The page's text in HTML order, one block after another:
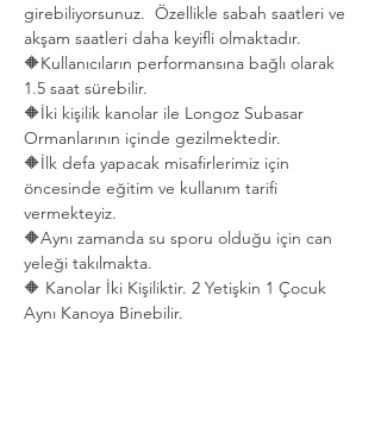
girebiliyorsunuz.  Özellikle sabah saatleri ve
akşam saatleri daha keyifli olmaktadır.
🔶Kullanıcıların performansına bağlı olarak
1.5 saat sürebilir.
🔶İki kişilik kanolar ile Longoz Subasar
Ormanlarının içinde gezilmektedir.
🔶İlk defa yapacak misafirlerimiz için
öncesinde eğitim ve kullanım tarifi
vermekteyiz.
🔶Aynı zamanda su sporu olduğu için can
yeleği takılmakta.
🔶 Kanolar İki Kişiliktir. 2 Yetişkin 1 Çocuk
Aynı Kanoya Binebilir.